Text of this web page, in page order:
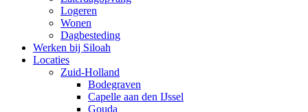
Logeren
Wonen
Dagbesteding
Werken bij Siloah
Locaties
Zuid-Holland
Bodegraven
Capelle aan den IJssel
Gouda